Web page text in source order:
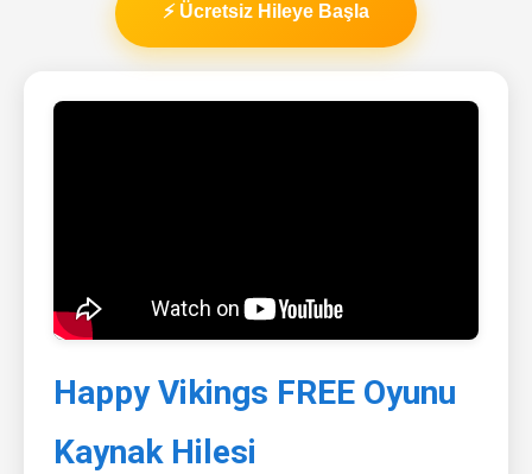
⚡ Ücretsiz Hileye Başla
Happy Vikings FREE Oyunu
Kaynak Hilesi